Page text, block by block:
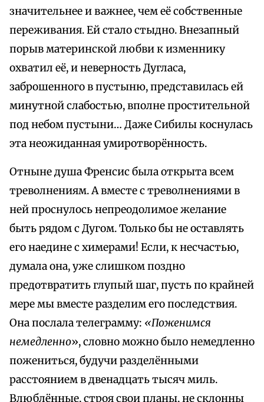
значительнее и важнее, чем её собственные
переживания. Ей стало стыдно. Внезапный
порыв материнской любви к изменнику
охватил её, и неверность Дугласа,
заброшенного в пустыню, представилась ей
минутной слабостью, вполне простительной
под небом пустыни… Даже Сибилы коснулась
эта неожиданная умиротворённость.
Отныне душа Френсис была открыта всем
треволнениям. А вместе с треволнениями в
ней проснулось непреодолимое желание
быть рядом с Дугом. Только бы не оставлять
его наедине с химерами! Если, к несчастью,
думала она, уже слишком поздно
предотвратить глупый шаг, пусть по крайней
мере мы вместе разделим его последствия.
Она послала телеграмму: «Поженимся
немедленно», словно можно было немедленно
пожениться, будучи разделёнными
расстоянием в двенадцать тысяч миль.
Влюблённые, строя свои планы, не склонны